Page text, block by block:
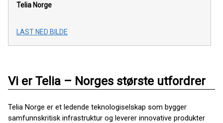
Telia Norge
LAST NED BILDE
Vi er Telia – Norges største utfordrer
Telia Norge er et ledende teknologiselskap som bygger
samfunnskritisk infrastruktur og leverer innovative produkter